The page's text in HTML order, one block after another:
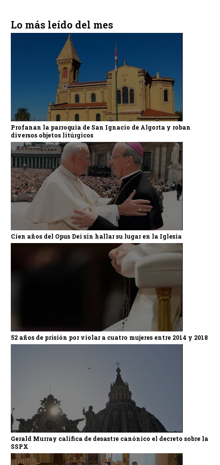
Lo más leído del mes
Profanan la parroquia de San Ignacio de Algorta y roban
diversos objetos litúrgicos
Cien años del Opus Dei sin hallar su lugar en la Iglesia
52 años de prisión por violar a cuatro mujeres entre 2014 y 2018
Gerald Murray califica de desastre canónico el decreto sobre la
SSPX